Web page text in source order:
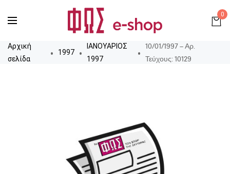
0
Αρχική
σελίδα
1997
ΙΑΝΟΥΑΡΙΟΣ
1997
10/01/1997 – Αρ.
Τεύχους: 10129